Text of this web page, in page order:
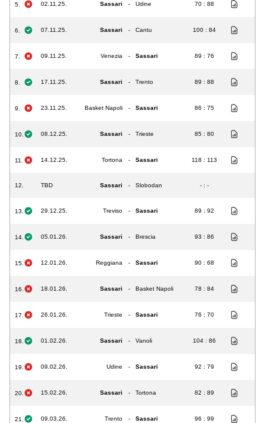
5. 02.11.25. Sassari - Udine 70 : 88
6. 07.11.25. Sassari - Cantu 100 : 84
7. 09.11.25. Venezia - Sassari 89 : 76
8. 17.11.25. Sassari - Trento 89 : 88
9. 23.11.25. Basket Napoli - Sassari 86 : 75
10. 08.12.25. Sassari - Trieste 85 : 80
11. 14.12.25. Tortona - Sassari 118 : 113
12. TBD Sassari - Slobodan - : -
13. 29.12.25. Treviso - Sassari 89 : 92
14. 05.01.26. Sassari - Brescia 93 : 86
15. 12.01.26. Reggiana - Sassari 90 : 68
16. 18.01.26. Sassari - Basket Napoli 78 : 84
17. 26.01.26. Trieste - Sassari 76 : 70
18. 01.02.26. Sassari - Vanoli 104 : 86
19. 09.02.26. Udine - Sassari 92 : 79
20. 15.02.26. Sassari - Tortona 82 : 89
21. 09.03.26. Trento - Sassari 96 : 99